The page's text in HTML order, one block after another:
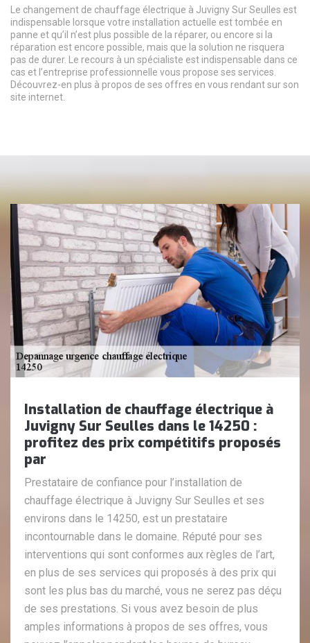
Le changement de chauffage électrique à Juvigny Sur Seulles est
indispensable lorsque votre installation actuelle est tombée en
panne et qu’il n’est plus possible de la réparer, ou encore si la
réparation est encore possible, mais que la solution ne risquera
pas de durer. Le recours à un spécialiste est indispensable dans ce
cas et l’entreprise professionnelle vous propose ses services.
Découvrez-en plus à propos de ses offres en vous rendant sur son
site internet.
Installation de chauffage électrique à
Juvigny Sur Seulles dans le 14250 :
profitez des prix compétitifs proposés
par
Prestataire de confiance pour l’installation de
chauffage électrique à Juvigny Sur Seulles et ses
environs dans le 14250, est un prestataire
incontournable dans le domaine. Réputé pour ses
interventions qui sont conformes aux règles de l’art,
en plus de ses services qui proposés à des prix qui
sont les plus bas du marché, vous ne serez pas déçu
de ses prestations. Si vous avez besoin de plus
amples informations à propos de ses offres, vous